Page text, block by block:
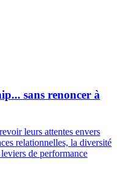
sans renoncer à
leurs attentes envers
relationnelles, la diversité
de performance